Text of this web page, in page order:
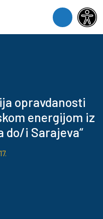
Menu
opravdanosti
energijom iz
do/i Sarajeva“